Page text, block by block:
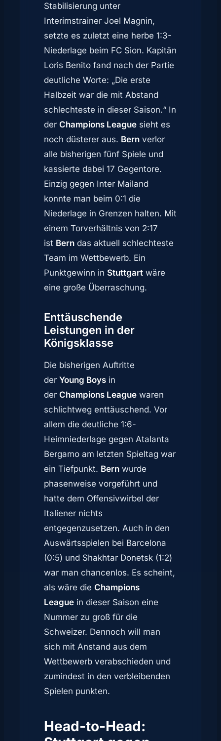
Stabilisierung unter
Interimstrainer Joel Magnin,
setzte es zuletzt eine herbe 1:3-
Niederlage beim FC Sion. Kapitän
Loris Benito fand nach der Partie
deutliche Worte: „Die erste
Halbzeit war die mit Abstand
schlechteste in dieser Saison.“ In
der Champions League sieht es
noch düsterer aus. Bern verlor
alle bisherigen fünf Spiele und
kassierte dabei 17 Gegentore.
Einzig gegen Inter Mailand
konnte man beim 0:1 die
Niederlage in Grenzen halten. Mit
einem Torverhältnis von 2:17
ist Bern das aktuell schlechteste
Team im Wettbewerb. Ein
Punktgewinn in Stuttgart wäre
eine große Überraschung.
Enttäuschende
Leistungen in der
Königsklasse
Die bisherigen Auftritte
der Young Boys in
der Champions League waren
schlichtweg enttäuschend. Vor
allem die deutliche 1:6-
Heimniederlage gegen Atalanta
Bergamo am letzten Spieltag war
ein Tiefpunkt. Bern wurde
phasenweise vorgeführt und
hatte dem Offensivwirbel der
Italiener nichts
entgegenzusetzen. Auch in den
Auswärtsspielen bei Barcelona
(0:5) und Shakhtar Donetsk (1:2)
war man chancenlos. Es scheint,
als wäre die Champions
League in dieser Saison eine
Nummer zu groß für die
Schweizer. Dennoch will man
sich mit Anstand aus dem
Wettbewerb verabschieden und
zumindest in den verbleibenden
Spielen punkten.
Head-to-Head: